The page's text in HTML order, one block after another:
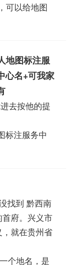
可以给地图
地图标注服
心名+可我家
去按他的提
标注服务中
找到 黔西南
首府。兴义市
就在贵州省
个地名，是